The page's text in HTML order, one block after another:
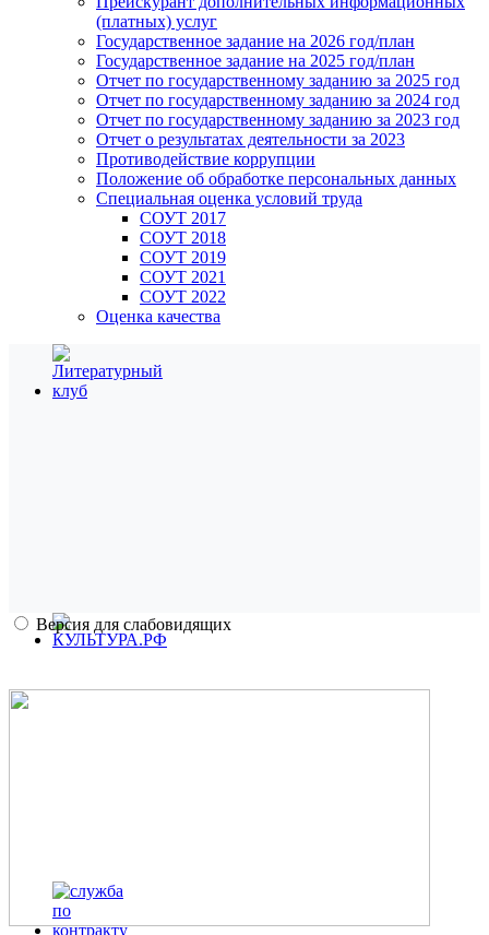
(платных) услуг
Государственное задание на 2026 год/план
Государственное задание на 2025 год/план
Отчет по государственному заданию за 2025 год
Отчет по государственному заданию за 2024 год
Отчет по государственному заданию за 2023 год
Отчет о результатах деятельности за 2023
Противодействие коррупции
Положение об обработке персональных данных
Специальная оценка условий труда
СОУТ 2017
СОУТ 2018
СОУТ 2019
СОУТ 2021
СОУТ 2022
Оценка качества
Версия для слабовидящих